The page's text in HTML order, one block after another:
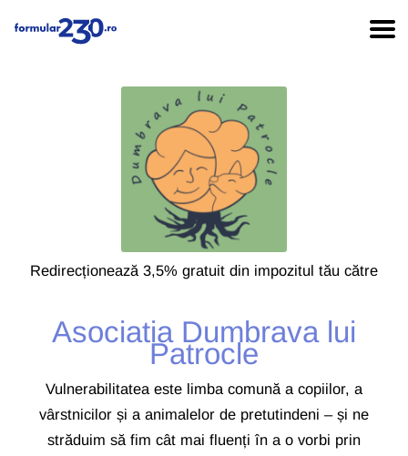
Redirecționează 3,5% gratuit din impozitul tău către
Asociatia Dumbrava lui
Patrocle
Vulnerabilitatea este limba comună a copiilor, a
vârstnicilor și a animalelor de pretutindeni – și ne
străduim să fim cât mai fluenți în a o vorbi prin